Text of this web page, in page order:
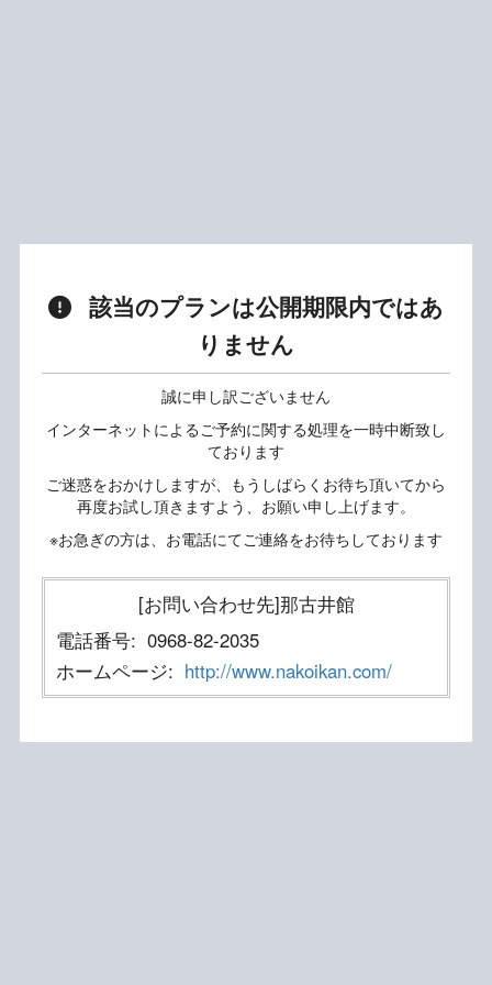
該当のプランは公開期限内ではあ
りません
誠に申し訳ございません
インターネットによるご予約に関する処理を一時中断致し
ております
ご迷惑をおかけしますが、もうしばらくお待ち頂いてから
再度お試し頂きますよう、お願い申し上げます。
※お急ぎの方は、お電話にてご連絡をお待ちしております
[お問い合わせ先]那古井館
電話番号: 0968-82-2035
ホームページ: http://www.nakoikan.com/